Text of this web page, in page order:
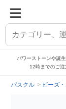
パワーストーンや誕
12時までのご注
パスクル ビーズ